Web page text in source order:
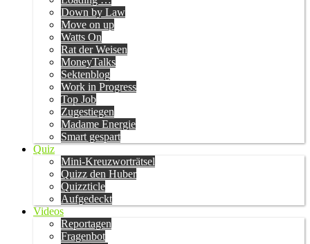
Down by Law
Move on up
Watts On
Rat der Weisen
MoneyTalks
Sektenblog
Work in Progress
Top Job
Zugestiegen
Madame Energie
Smart gespart
Quiz
Mini-Kreuzworträtsel
Quizz den Huber
Quizzticle
Aufgedeckt
Videos
Reportagen
Fragenbot